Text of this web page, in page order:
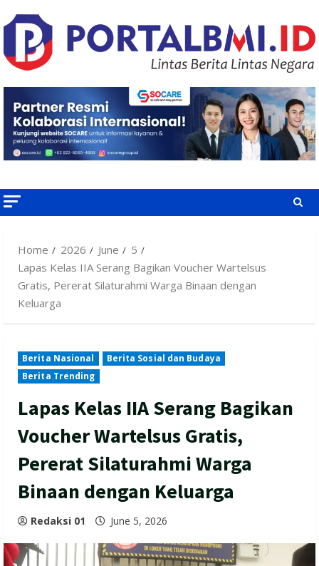
to
content
Home 2026 June
5
Lapas Kelas IIA Serang Bagikan Voucher Wartelsus
Gratis, Pererat Silaturahmi Warga Binaan dengan
Keluarga
Berita Nasional
Berita Sosial dan Budaya
Berita Trending
Lapas Kelas IIA Serang Bagikan
Voucher Wartelsus Gratis,
Pererat Silaturahmi Warga
Binaan dengan Keluarga
Redaksi 01 June 5, 2026